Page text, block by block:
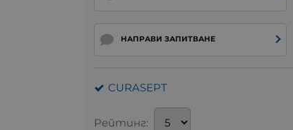
НАПРАВИ ЗАПИТВАНЕ
CURASEPT
Рейтинг: